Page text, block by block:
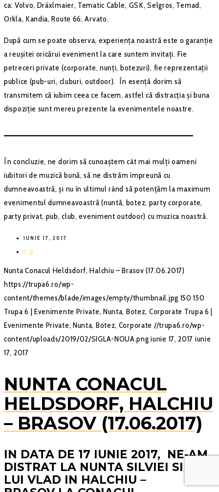
ca: Volvo, Dräxlmaier, Tematic Cable, GSK, Selgros, Temad,
Orkla, Kandia, Route 66, Arvato.
După cum se poate observa, experiența noastră este o garanție
a reușitei oricărui eveniment la care suntem invitați. Fie
petreceri private (corporate, nunți, botezuri), fie reprezentații
publice (pub-uri, cluburi, outdoor). În esență dorim să
transmitem că iubim ceea ce facem, astfel că distracția și buna
dispoziție sunt mereu prezente la evenimentele noastre.
–––––––––––––––––––––––––––––––––––––––––––
În concluzie, ne dorim să cunoaștem cât mai mulți oameni
iubitori de muzică bună, să ne distrăm împreună cu
dumneavoastră, și nu în ultimul rând să potențăm la maximum
evenimentul dumneavoastră (nuntă, botez, party corporate,
party privat, pub, club, eveniment outdoor) cu muzica noastră.
IUNIE 17, 2017
0
Nunta Conacul Heldsdorf, Halchiu – Brasov (17.06.2017)
https://trupa6.ro/wp-
content/themes/blade/images/empty/thumbnail.jpg 150 150
Trupa 6 | Evenimente Private, Nunta, Botez, Corporate Trupa 6 |
Evenimente Private, Nunta, Botez, Corporate //trupa6.ro/wp-
content/uploads/2019/02/SIGLA-NOUA.png iunie 17, 2017 iunie
17, 2017
NUNTA CONACUL
HELDSDORF, HALCHIU
– BRASOV (17.06.2017)
IN DATA DE 17 IUNIE 2017, NE-AM
DISTRAT LA NUNTA SILVIEI SI A
LUI VLAD IN HALCHIU –